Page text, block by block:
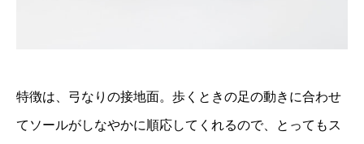
特徴は、弓なりの接地面。歩くときの足の動きに合わせ
てソールがしなやかに順応してくれるので、とってもス